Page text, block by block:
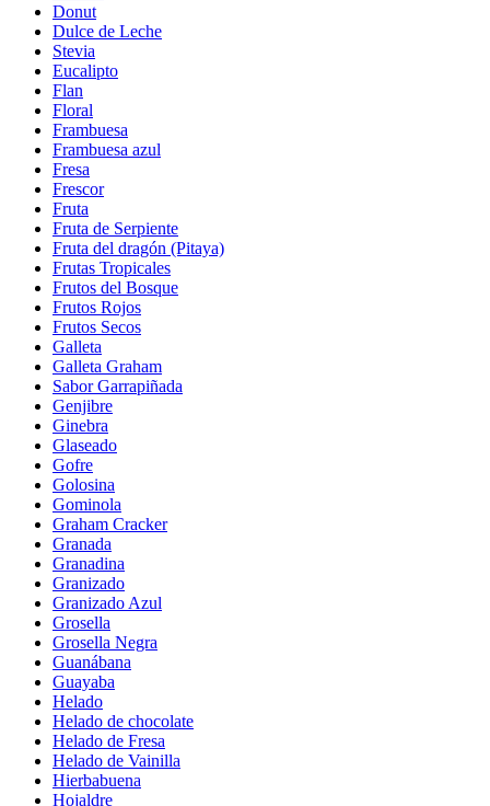
Donut
Dulce de Leche
Stevia
Eucalipto
Flan
Floral
Frambuesa
Frambuesa azul
Fresa
Frescor
Fruta
Fruta de Serpiente
Fruta del dragón (Pitaya)
Frutas Tropicales
Frutos del Bosque
Frutos Rojos
Frutos Secos
Galleta
Galleta Graham
Sabor Garrapiñada
Genjibre
Ginebra
Glaseado
Gofre
Golosina
Gominola
Graham Cracker
Granada
Granadina
Granizado
Granizado Azul
Grosella
Grosella Negra
Guanábana
Guayaba
Helado
Helado de chocolate
Helado de Fresa
Helado de Vainilla
Hierbabuena
Hojaldre